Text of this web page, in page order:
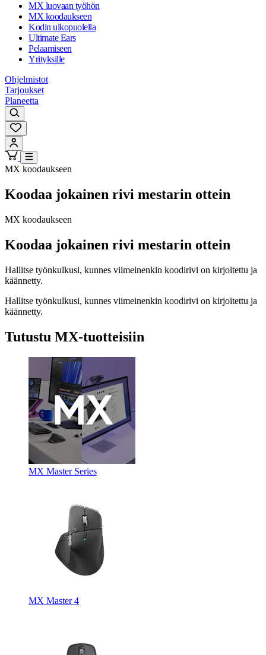
MX luovaan työhön
MX koodaukseen
Kodin ulkopuolella
Ultimate Ears
Pelaamiseen
Yrityksille
Ohjelmistot
Tarjoukset
Planeetta
MX koodaukseen
Koodaa jokainen rivi mestarin ottein
MX koodaukseen
Koodaa jokainen rivi mestarin ottein
Hallitse työnkulkusi, kunnes viimeinenkin koodirivi on kirjoitettu ja
käännetty.
Hallitse työnkulkusi, kunnes viimeinenkin koodirivi on kirjoitettu ja
käännetty.
Tutustu MX-tuotteisiin
MX Master Series
MX Master 4